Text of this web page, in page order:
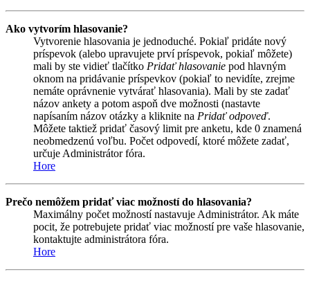
Ako vytvorím hlasovanie?
Vytvorenie hlasovania je jednoduché. Pokiaľ pridáte nový
príspevok (alebo upravujete prví príspevok, pokiaľ môžete)
mali by ste vidieť tlačítko Pridať hlasovanie pod hlavným
oknom na pridávanie príspevkov (pokiaľ to nevidíte, zrejme
nemáte oprávnenie vytvárať hlasovania). Mali by ste zadať
názov ankety a potom aspoň dve možnosti (nastavte
napísaním názov otázky a kliknite na Pridať odpoveď.
Môžete taktiež pridať časový limit pre anketu, kde 0 znamená
neobmedzenú voľbu. Počet odpovedí, ktoré môžete zadať,
určuje Administrátor fóra.
Hore
Prečo nemôžem pridať viac možností do hlasovania?
Maximálny počet možností nastavuje Administrátor. Ak máte
pocit, že potrebujete pridať viac možností pre vaše hlasovanie,
kontaktujte administrátora fóra.
Hore